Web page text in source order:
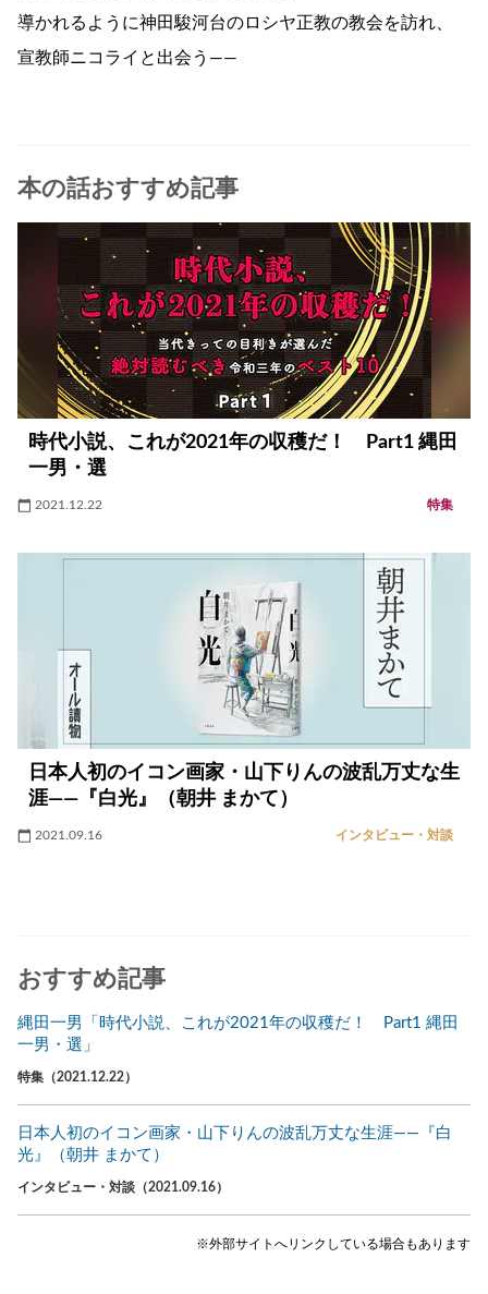
導かれるように神田駿河台のロシヤ正教の教会を訪れ、
宣教師ニコライと出会う――
本の話おすすめ記事
時代小説、これが2021年の収穫だ！ Part1 縄田
一男・選
2021.12.22 特集
日本人初のイコン画家・山下りんの波乱万丈な生
涯――『白光』（朝井 まかて）
2021.09.16 インタビュー・対談
おすすめ記事
縄田一男「時代小説、これが2021年の収穫だ！ Part1 縄田
一男・選」
特集（2021.12.22）
日本人初のイコン画家・山下りんの波乱万丈な生涯――『白
光』（朝井 まかて）
インタビュー・対談（2021.09.16）
※外部サイトへリンクしている場合もあります